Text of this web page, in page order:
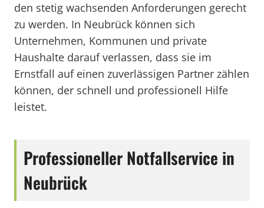
den stetig wachsenden Anforderungen gerecht
zu werden. In Neubrück können sich
Unternehmen, Kommunen und private
Haushalte darauf verlassen, dass sie im
Ernstfall auf einen zuverlässigen Partner zählen
können, der schnell und professionell Hilfe
leistet.
Professioneller Notfallservice in
Neubrück